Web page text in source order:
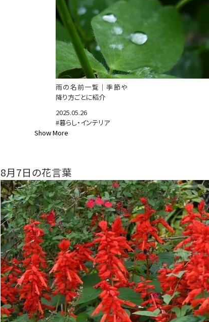
雨の名前一覧｜季節や
降り方ごとに紹介
2025.05.26
#暮らし・インテリア
Show More
8月7日の花言葉